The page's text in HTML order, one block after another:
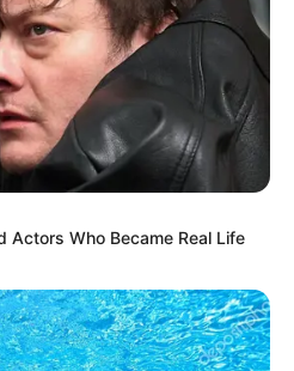
Actors Who Became Real Life